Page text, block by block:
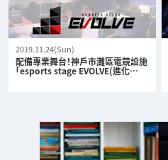
2019.11.24(Sun)
配備專業舞台！神戶市灘區電競設施
「esports stage EVOLVE(進化…